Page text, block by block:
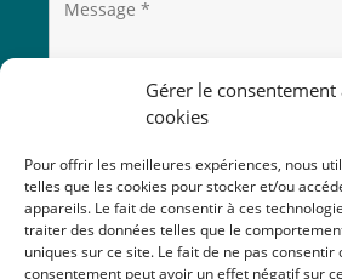
Gérer le consentement
cookies
Pour offrir les meilleures expériences, nous
telles que les cookies pour stocker et/ou
appareils. Le fait de consentir à ces
traiter des données telles que le
uniques sur ce site. Le fait de ne pas
consentement peut avoir un effet négatif sur